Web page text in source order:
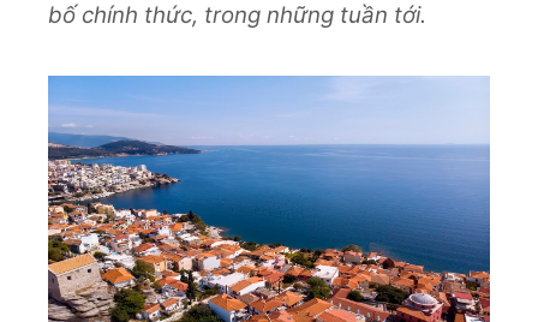
bố chính thức, trong những tuần tới.